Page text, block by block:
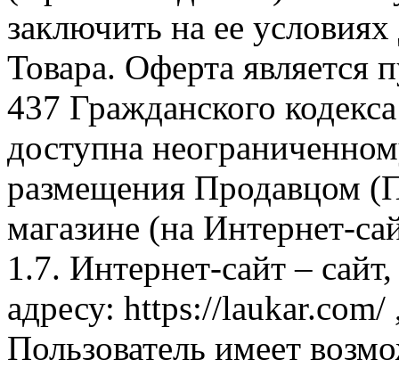
заключить на ее
Товара. Оферта является
437 Гражданского
доступна
размещения Продавцом
магазине (на Интернет-
1.7. Интернет-сайт –
адресу: https://laukar.com/
Пользователь имеет